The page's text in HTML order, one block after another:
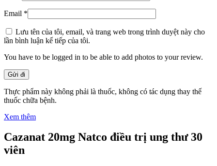
Email *
Lưu tên của tôi, email, và trang web trong trình duyệt này cho
lần bình luận kế tiếp của tôi.
You have to be logged in to be able to add photos to your review.
Thực phẩm này không phải là thuốc, không có tác dụng thay thế
thuốc chữa bệnh.
Xem thêm
Cazanat 20mg Natco điều trị ung thư 30
viên